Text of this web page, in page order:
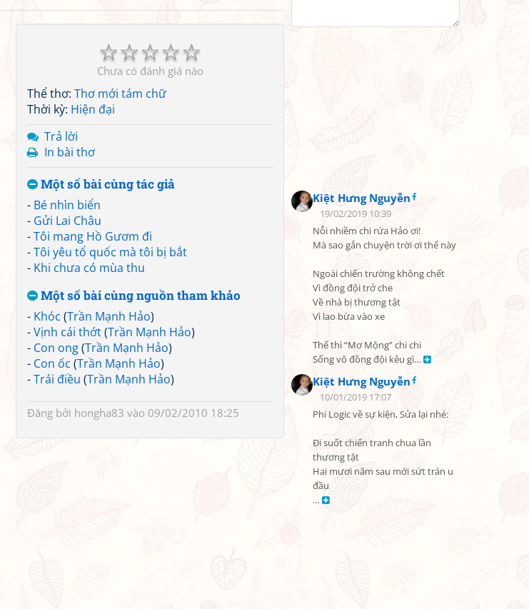
Kiệt Hưng Nguyễn
19/02/2019 10:39
Nỗi nhiềm chi rứa Hảo ơi!
Mà sao gắn chuyện trời ơi thế này
Ngoài chiến trường không chết
Vì đồng đội trở che
Về nhà bị thương tật
Vì lao bừa vào xe
Thế thì “Mơ Mộng” chi chi
Sống vô đồng đội kêu gì…
Kiệt Hưng Nguyễn
10/01/2019 17:07
Phi Logic về sự kiện, Sửa lại nhé:
Đi suốt chiến tranh chua lần
thương tật
Hai mươi năm sau mới sứt trán u
đầu
…
☆
☆
☆
☆
☆
Chưa có đánh giá nào
Thể thơ: Thơ mới tám chữ
Thời kỳ: Hiện đại
Trả lời
In bài thơ
Một số bài cùng tác giả
- Bé nhìn biển
- Gửi Lai Châu
-Tôi mang Hồ Gươm đi
-Tôi yêu tổ quốc mà tôi bị bắt
- Khi chưa có mùa thu
Một số bài cùng nguồn tham khảo
- Khóc (Trần Mạnh Hảo)
-Vịnh cái thớt(Trần Mạnh Hảo)
- Con ong(Trần Mạnh Hảo)
- Con ốc (Trần Mạnh Hảo)
-Trái điều (Trần Mạnh Hảo)
Đăng bởi hongha83 vào 09/02/2010 18:25